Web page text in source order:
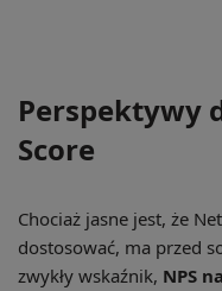
Perspektywy
Score
Chociaż jasne jest, że
dostosować, ma przed
zwykły wskaźnik, NPS